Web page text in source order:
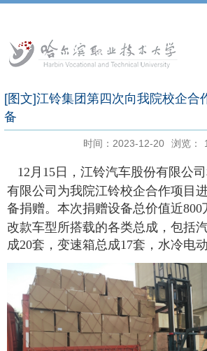
[图文]江铃集团第四次向我院校企合
备
时间：2023-12-20 浏览：
12 月 15 日， 江铃汽车股份有限公
有限公司为我院江铃校企合作项目
备捐赠。本次捐赠设备总价值近800
改款车型所搭载的各类总成，包括
成20套，变速箱总成17套，水冷电